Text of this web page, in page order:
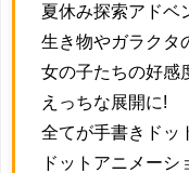
夏休み探索アドベ
生き物やガラクタ
女の子たちの好感
えっちな展開に!
全てが手書きドッ
ドットアニメーシ